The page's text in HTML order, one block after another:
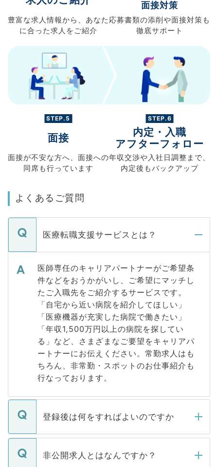
豊富な求人情報から、 あなた
に合った求人を ご紹介
面接対策
応募書類の添削や面接対策も
徹底サポート
STEP.5
面接
面接が不安な方へ、 面接への
同席も行っています
STEP.6
内定・入職
アフターフォロー
年収交渉や入社日調整まで、
内定後もバックアップ
よくあるご質問
医療転職支援サービスとは？
医師専任のキャリアパートナーがご希望条
件などをおうかがいし、ご希望にマッチし
たご入職先をご紹介するサービスです。
「自宅から近い病院を紹介してほしい」
「医療機器が充実した病院で働きたい」
「年収1,500万円以上の病院を探してい
る」など、さまざまなご要望をキャリアパ
ートナーにお伝えください。常勤求人はも
ちろん、非常勤・スポットのお仕事紹介も
行なっております。
登録後は何をすればよいのですか
ご登録いただきましたら、弊社担当者がご
登録内容を確認し、その後メールもしくは
非公開求人とはなんですか？